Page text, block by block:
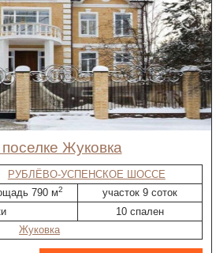
поселке Жуковка
РУБЛЁВО-УСПЕНСКОЕ ШОССЕ
790 м2
участок 9 соток
10 спален
Жуковка